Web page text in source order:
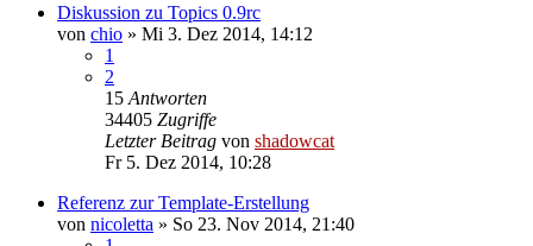
Diskussion zu Topics 0.9rc
von chio » Mi 3. Dez 2014, 14:12
1
2
15 Antworten
34405 Zugriffe
Letzter Beitrag von shadowcat
Fr 5. Dez 2014, 10:28
Referenz zur Template-Erstellung
von nicoletta » So 23. Nov 2014, 21:40